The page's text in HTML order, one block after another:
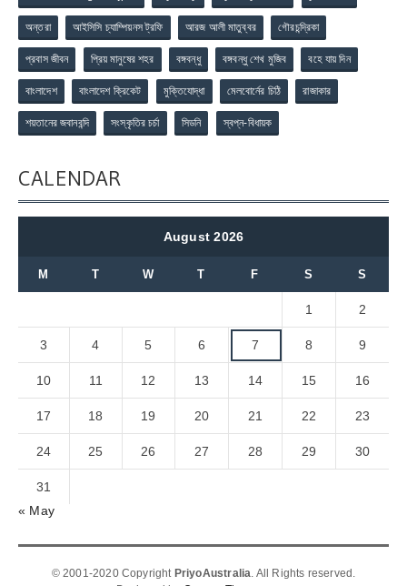
অন্তরা আইসিসি চ্যাম্পিয়নস ট্রফি আরজ আলী মাতুব্বর গৌরচন্দ্রিকা
প্রবাস জীবন প্রিয় মানুষের শহর বঙ্গবন্ধু বঙ্গবন্ধু শেখ মুজিব বহে যায় দিন
বাংলাদেশ বাংলাদেশ ক্রিকেট মুক্তিযোদ্ধা মেলবোর্নের চিঠি রাজাকার
শয়তানের জবানবন্দি সংস্কৃতির চর্চা সিডনি স্বপ্ন-বিধায়ক
CALENDAR
August 2026
M T W T F S S
1 2
3 4 5 6 7 8 9
10 11 12 13 14 15 16
17 18 19 20 21 22 23
24 25 26 27 28 29 30
31
« May
© 2001-2020 Copyright PriyoAustralia. All Rights reserved.